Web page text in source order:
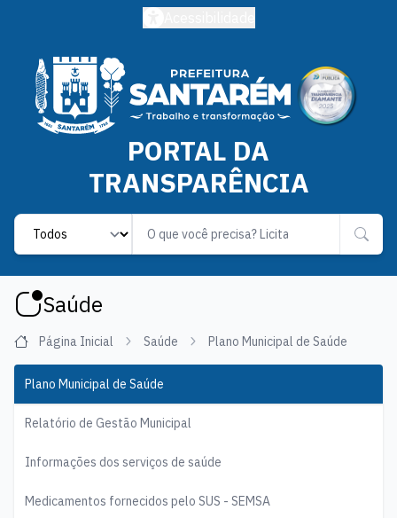
PORTAL DA
TRANSPARÊNCIA
Label
Saúde
Página Inicial Saúde Plano Municipal de Saúde
Plano Municipal de Saúde
Relatório de Gestão Municipal
Informações dos serviços de saúde
Medicamentos fornecidos pelo SUS - SEMSA